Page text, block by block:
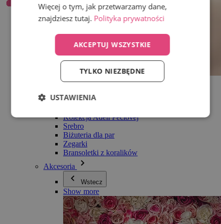
Wszystko w kategorii Biżuteria
Bransoletki
Kolekcja Adéli Pečlovej
Srebro
Biżuteria dla par
Zegarki
Bransoletki z koralików
Akcesoria
Wstecz
Show more
Więcej o tym, jak przetwarzamy dane,
znajdziesz tutaj. Polityka prywatności
AKCEPTUJ WSZYSTKIE
TYLKO NIEZBĘDNE
USTAWIENIA